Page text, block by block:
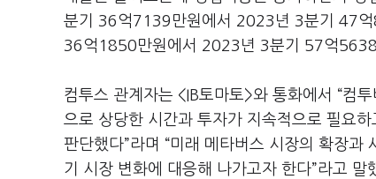
분기 36억7139만원에서 2023년 3분기 47억
36억1850만원에서 2023년 3분기 57억5638
컴투스 관계자는 <IB토마토>와 통화에서 “컴
으로 상당한 시간과 투자가 지속적으로 필요
판단했다”라며 “미래 메타버스 시장의 확장
기 시장 변화에 대응해 나가고자 한다”라고 말